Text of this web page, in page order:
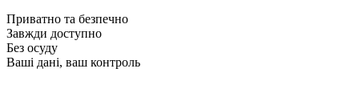
Приватно та безпечно
Завжди доступно
Без осуду
Ваші дані, ваш контроль